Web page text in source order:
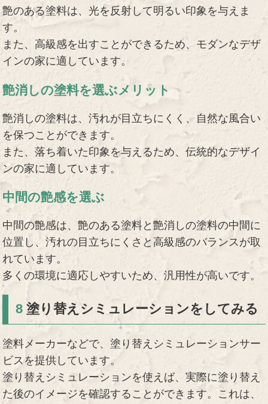
艶のある塗料は、光を反射して明るい印象を与えま
す。
また、高級感を出すことができるため、モダンなデザ
インの家に適しています。
艶消しの塗料を選ぶメリット
艶消しの塗料は、汚れが目立ちにくく、自然な風合い
を保つことができます。
また、落ち着いた印象を与えるため、伝統的なデザイ
ンの家に適しています。
中間の艶感を選ぶ
中間の艶感は、艶のある塗料と艶消しの塗料の中間に
位置し、汚れの目立ちにくさと高級感のバランスが取
れています。
多くの環境に適応しやすいため、汎用性が高いです。
8塗り替えシミュレーションをしてみる
塗料メーカーなどで、塗り替えシミュレーションサー
ビスを提供しています。
塗り替えシミュレーションを使えば、実際に塗り替え
た後のイメージを確認することができます。これは、